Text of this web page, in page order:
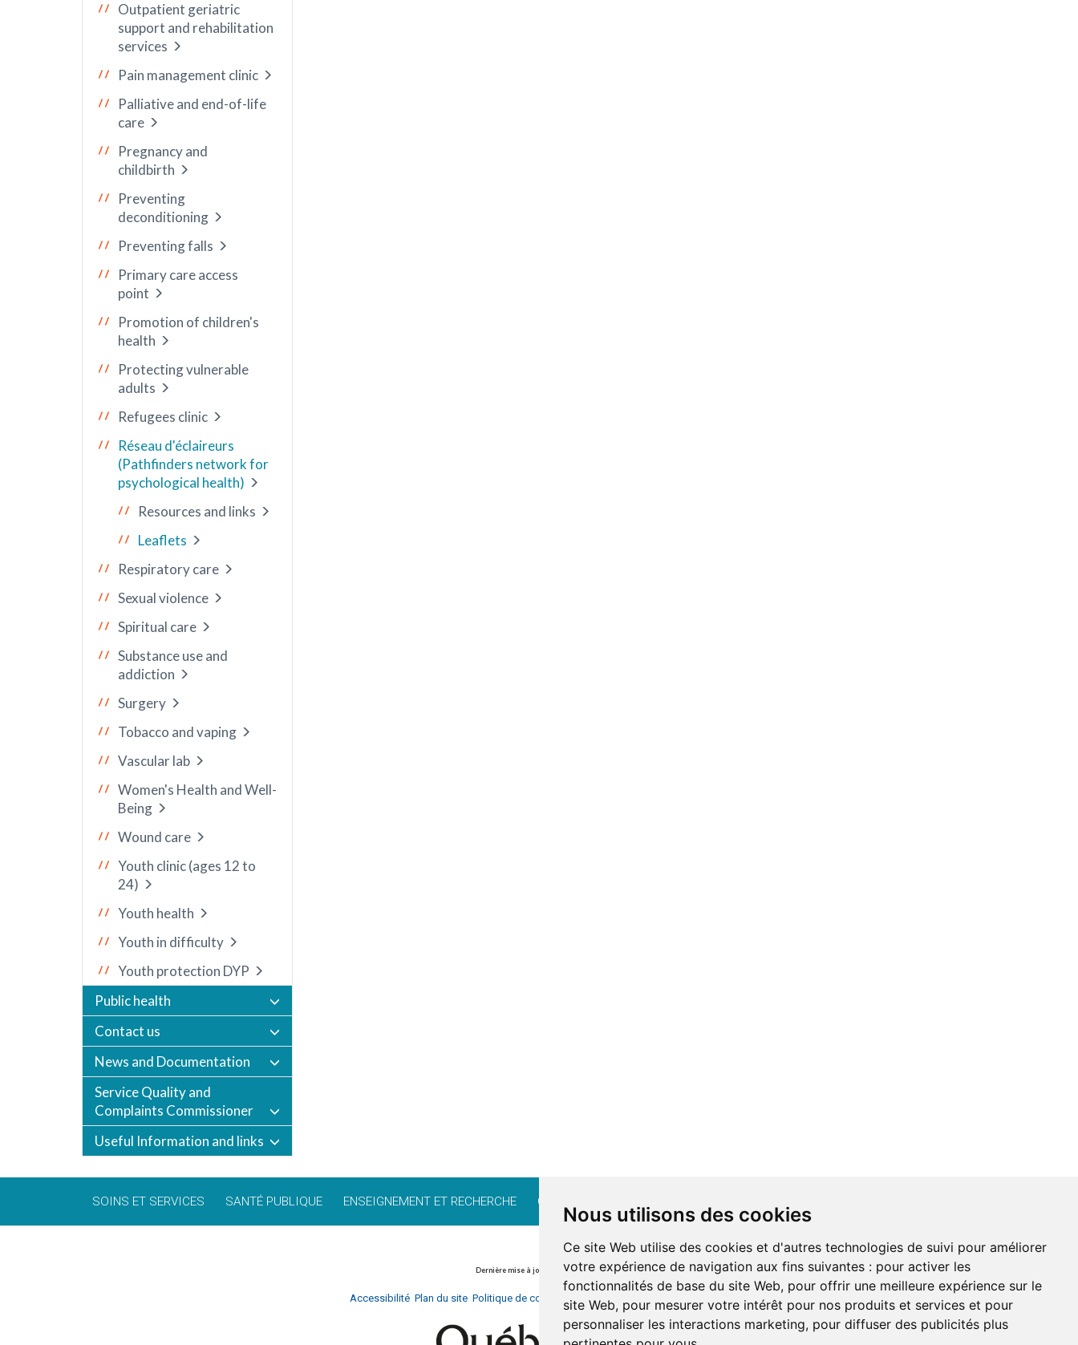
Nous utilisons des cookies
Ce site Web utilise des cookies et d'autres technologies de suivi pour améliorer
votre expérience de navigation aux fins suivantes : pour activer les
fonctionnalités de base du site Web, pour offrir une meilleure expérience sur le
site Web, pour mesurer votre intérêt pour nos produits et services et pour
personnaliser les interactions marketing, pour diffuser des publicités plus
Outpatient geriatric
support and rehabilitation
services
Pain management clinic
Palliative and end-of-life
care
Pregnancy and
childbirth
Preventing
deconditioning
Preventing falls
Primary care access
point
Promotion of children's
health
Protecting vulnerable
adults
Refugees clinic
Réseau d'éclaireurs
(Pathfinders network for
psychological health)
Resources and links
Leaflets
Respiratory care
Sexual violence
Spiritual care
Substance use and
addiction
Surgery
Tobacco and vaping
Vascular lab
Women's Health and Well-
Being
Wound care
Youth clinic (ages 12 to
24)
Youth health
Youth in difficulty
Youth protection DYP
Public health
Contact us
News and Documentation
Service Quality and
Complaints Commissioner
Useful Information and links
SOINS ET SERVICES SANTÉ PUBLIQUE ENSEIGNEMENT ET RECHERCHE CARRIÈRE
Dernière mise à jour : 22 février 2024
Accessibilité Plan du site Politique de confidentialité Documentation Réalisation du site